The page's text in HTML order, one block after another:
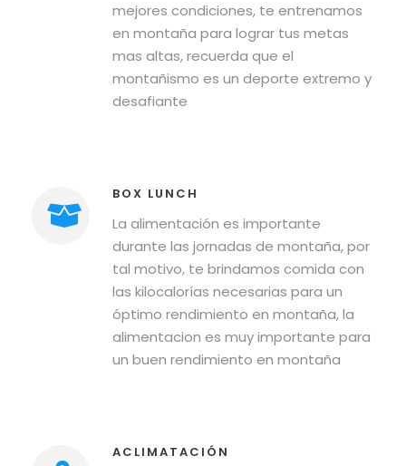
mejores condiciones, te entrenamos
en montaña para lograr tus metas
mas altas, recuerda que el
montañismo es un deporte extremo y
desafiante
BOX LUNCH
La alimentación es importante
durante las jornadas de montaña, por
tal motivo, te brindamos comida con
las kilocalorías necesarias para un
óptimo rendimiento en montaña, la
alimentacion es muy importante para
un buen rendimiento en montaña
ACLIMATACIÓN